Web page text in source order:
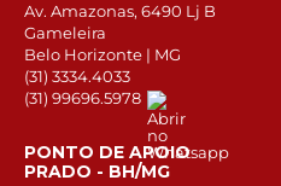
Av. Amazonas, 6490 Lj B
Gameleira
Belo Horizonte | MG
(31) 3334.4033
(31) 99696.5978
PONTO DE APOIO
PRADO - BH/MG